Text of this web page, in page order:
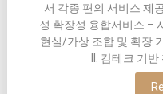
서 각종 편의 서비스 제
성 확장성 융합서비스 –
현실/가상 조합 및 확장
II. 캄테크 기